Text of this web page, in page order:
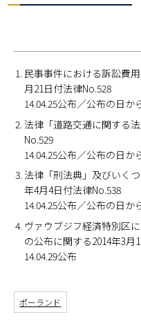
民事事件における訴訟費
月21日付法律No.528
14.04.25公布／公布の日
法律「道路交通に関する
No.529
14.04.25公布／公布の日
法律「刑法典」及びいく
年4月4日付法律No.538
14.04.25公布／公布の日
ヴァウブジフ経済特別区
の公布に関する2014年3月
14.04.29公布
ポーランド